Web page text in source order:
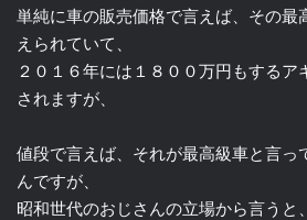
単純に車の販売価格で言えば、その最
えられていて、
２０１６年には１８００万円もするア
されますが、
値段で言えば、それが最高級車と言っ
んですが、
昭和世代のおじさんの立場から言うと、